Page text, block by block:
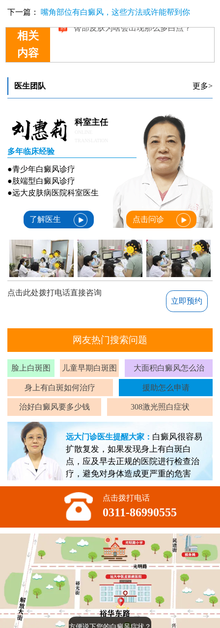
下一篇： 嘴角部位有白癜风，这些方法或许能帮到你
相关
内容
医生团队 更多>
科室主任
多年临床经验
●青少年白癜风诊疗
●肢端型白癜风诊疗
●远大皮肤病医院科室医生
了解医生 点击问诊
点击此处拨打电话直接咨询
立即预约
网友热门搜索问题
脸上白斑图 儿童早期白斑图 大面积白癜风怎么治
身上有白斑如何治疗 援助怎么申请
治好白癜风要多少钱 308激光照白症状
远大门诊医生提醒大家： 白癜风很容易
扩散复发，如果发现身上有白斑白
点，应及早去正规的医院进行检查治
疗，避免对身体造成更严重的危害
点击拨打电话
0311-86990555